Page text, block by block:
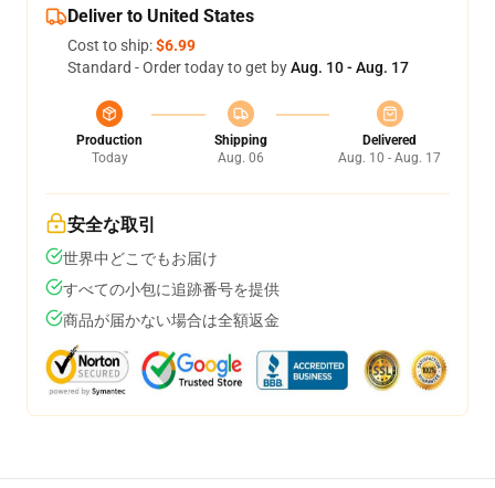
Deliver to United States
Cost to ship:$6.99
Standard - Order today to get byAug. 10 - Aug. 17
Production
Today
Shipping
Aug. 06
Delivered
Aug. 10 - Aug. 17
安全な取引
世界中どこでもお届け
すべての小包に追跡番号を提供
商品が届かない場合は全額返金